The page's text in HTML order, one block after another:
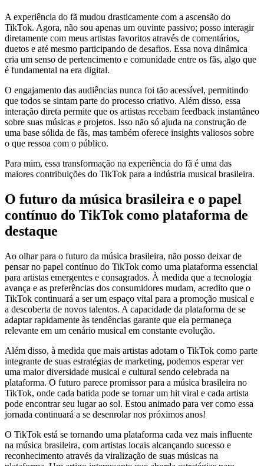
A experiência do fã mudou drasticamente com a ascensão do
TikTok. Agora, não sou apenas um ouvinte passivo; posso interagir
diretamente com meus artistas favoritos através de comentários,
duetos e até mesmo participando de desafios. Essa nova dinâmica
cria um senso de pertencimento e comunidade entre os fãs, algo que
é fundamental na era digital.
O engajamento das audiências nunca foi tão acessível, permitindo
que todos se sintam parte do processo criativo. Além disso, essa
interação direta permite que os artistas recebam feedback instantâneo
sobre suas músicas e projetos. Isso não só ajuda na construção de
uma base sólida de fãs, mas também oferece insights valiosos sobre
o que ressoa com o público.
Para mim, essa transformação na experiência do fã é uma das
maiores contribuições do TikTok para a indústria musical brasileira.
O futuro da música brasileira e o papel
contínuo do TikTok como plataforma de
destaque
Ao olhar para o futuro da música brasileira, não posso deixar de
pensar no papel contínuo do TikTok como uma plataforma essencial
para artistas emergentes e consagrados. À medida que a tecnologia
avança e as preferências dos consumidores mudam, acredito que o
TikTok continuará a ser um espaço vital para a promoção musical e
a descoberta de novos talentos. A capacidade da plataforma de se
adaptar rapidamente às tendências garante que ela permaneça
relevante em um cenário musical em constante evolução.
Além disso, à medida que mais artistas adotam o TikTok como parte
integrante de suas estratégias de marketing, podemos esperar ver
uma maior diversidade musical e cultural sendo celebrada na
plataforma. O futuro parece promissor para a música brasileira no
TikTok, onde cada batida pode se tornar um hit viral e cada artista
pode encontrar seu lugar ao sol. Estou animado para ver como essa
jornada continuará a se desenrolar nos próximos anos!
O TikTok está se tornando uma plataforma cada vez mais influente
na música brasileira, com artistas locais alcançando sucesso e
reconhecimento através da viralização de suas músicas na